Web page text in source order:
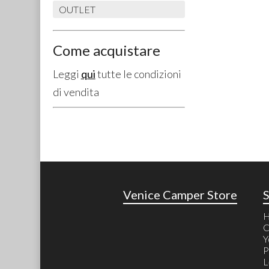
OUTLET
Come acquistare
Leggi quitutte le condizioni
di vendita
Venice Camper Store